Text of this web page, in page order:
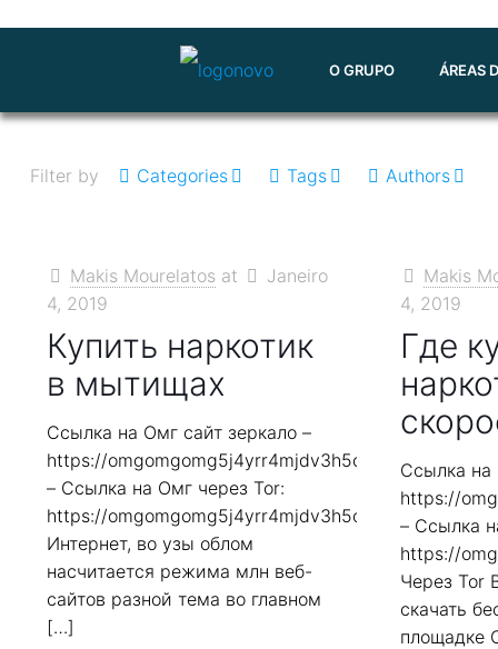
O GRUPO ÁREAS
Filter by Categories Tags Authors
Makis Mourelatos at
Janeiro
4, 2019
Купить наркотик
в мытищах
Ссылка на Омг сайт зеркало –
https://
– Ссылка на Омг через Tor:
https://
Интернет, во узы облом
насчитается режима млн веб-
сайтов разной тема во главном
[…]
Makis
4, 2019
Где
Ссылка на
https://
– Ссылка
https://
Через Tor
скачать
площадке